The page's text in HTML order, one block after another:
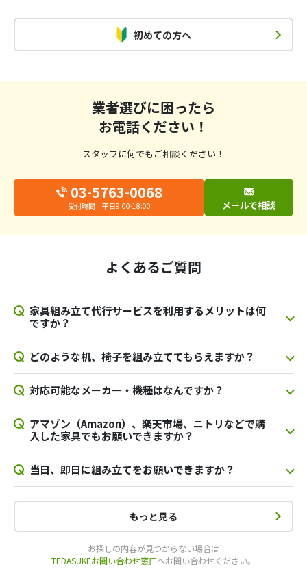
初めての方へ
業者選びに困ったら
お電話ください！
スタッフに何でもご相談ください！
03-5763-0068
受付時間 平日9:00-18:00 メールで相談
よくあるご質問
家具組み立て代行サービスを利用するメリットは何
ですか？
どのような机、椅子を組み立ててもらえますか？
対応可能なメーカー・機種はなんですか？
アマゾン（Amazon）、楽天市場、ニトリなどで購
入した家具でもお願いできますか？
当日、即日に組み立てをお願いできますか？
もっと見る
お探しの内容が見つからない場合は
TEDASUKEお問い合わせ窓口へお問い合わせください。